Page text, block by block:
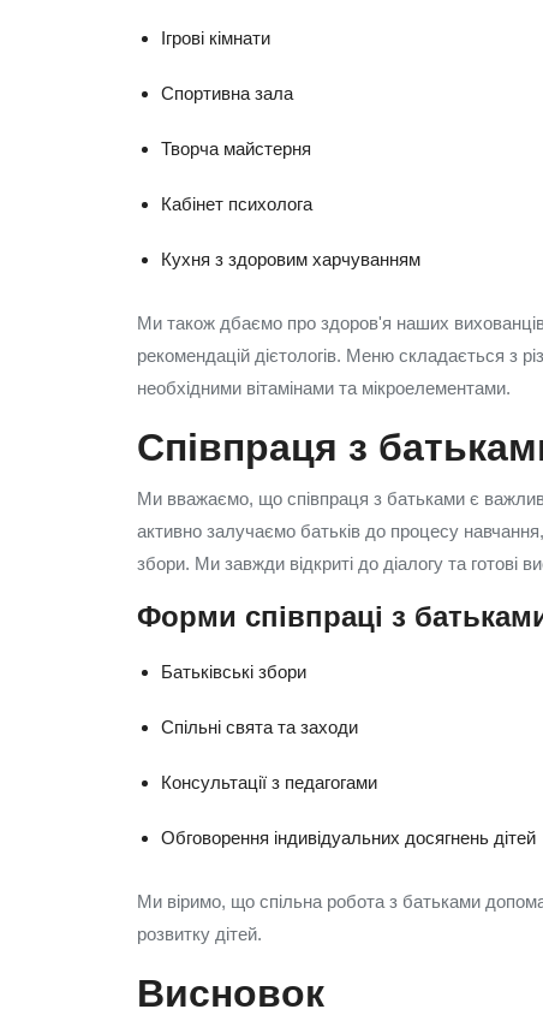
Ігрові кімнати
Спортивна зала
Творча майстерня
Кабінет психолога
Кухня з здоровим харчуванням
Ми також дбаємо про здоров'я наших
рекомендацій дієтологів. Меню складається з
необхідними вітамінами та мікроелементами.
Співпраця з
Ми вважаємо, що співпраця з батьками є
активно залучаємо батьків до процесу
збори. Ми завжди відкриті до діалогу та готові
Форми співпраці з
Батьківські збори
Спільні свята та заходи
Консультації з педагогами
Обговорення індивідуальних досягнень дітей
Ми віримо, що спільна робота з батьками
розвитку дітей.
Висновок